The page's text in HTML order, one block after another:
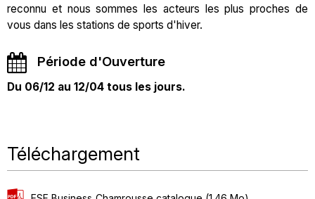
reconnu et nous sommes les acteurs les plus proches de
vous dans les stations de sports d'hiver.
Période d'Ouverture
Du 06/12 au 12/04 tous les jours.
Téléchargement